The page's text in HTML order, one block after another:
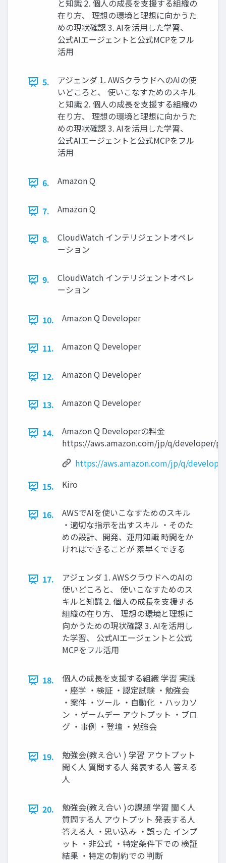
と知識 2. 個人の成長を支援する組織の
在り方、 理想の環境と理想に向かうた
めの現状確認 3. AIを活用した学習、
公式AIエージェントと公式MCPをフル
活用
5.
アジェンダ 1. AWSクラウドへのAIの使
いどころと、 使いこなすためのスキル
と知識 2. 個人の成長を支援する組織の
在り方、 理想の環境と理想に向かうた
めの現状確認 3. AIを活用した学習、
公式AIエージェントと公式MCPをフル
活用
6. Amazon Q
7. Amazon Q
8.
CloudWatch インテリジェントオペレ
ーション
9.
CloudWatch インテリジェントオペレ
ーション
10. Amazon Q Developer
11. Amazon Q Developer
12. Amazon Q Developer
13. Amazon Q Developer
14.
Amazon Q Developerの料金
https://aws.amazon.com/jp/q/developer/
https://aws.amazon.com/jp/q/
15.
Kiro
16.
AWSでAIを使いこなすためのスキル
・適切な指示を出すスキル ・そのた
めの設計、開発、運用知識 時間をか
ければできることが 素早くできる
17.
アジェンダ 1. AWSクラウドへのAIの
使いどころと、 使いこなすためのス
キルと知識 2. 個人の成長を支援する
組織の在り方、 理想の環境と理想に
向かうための現状確認 3. AIを活用し
た学習、 公式AIエージェントと公式
MCPをフル活用
18.
個人の成長を支援する組織 学習 実践
・座学 ・検証 ・認定試験 ・勉強会
・案件 ・ツール ・自動化 ・ハッカソ
ン ・ゲームデー アウトプット ・ブロ
グ ・事例 ・登壇 ・勉強会
19.
勉強会(教え合い ) 学習 アウトプット
聞く人 質問する人 発表する人 答える
人
20.
勉強会(教え合い )の課題 学習 聞く人
質問する人 アウトプット 発表する人
答える人 ・思い込み ・誤った インプ
ット ・非公式 ・特定条件下での 検証
結果 ・特定の制約での 判断